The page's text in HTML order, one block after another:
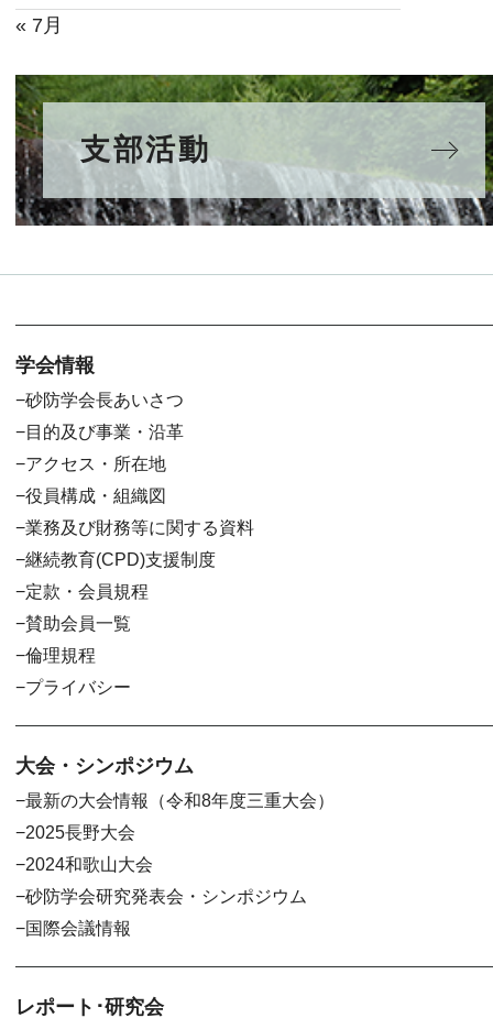
« 7月
支部活動
学会情報
砂防学会長あいさつ
目的及び事業・沿革
アクセス・所在地
役員構成・組織図
業務及び財務等に関する資料
継続教育(CPD)支援制度
定款・会員規程
賛助会員一覧
倫理規程
プライバシー
大会・シンポジウム
最新の大会情報（令和8年度三重大会）
2025長野大会
2024和歌山大会
砂防学会研究発表会・シンポジウム
国際会議情報
レポート･研究会